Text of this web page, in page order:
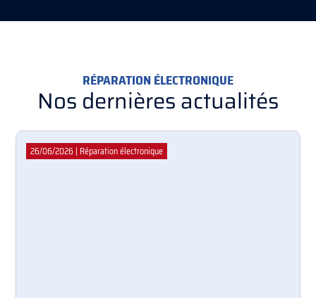
RÉPARATION ÉLECTRONIQUE
Nos dernières actualités
26/06/2026 | Réparation électronique